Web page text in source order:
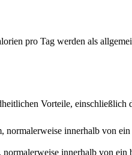
pro Tag werden als
Vorteile, einschließlich
normalerweise innerhalb von
innerhalb von ein